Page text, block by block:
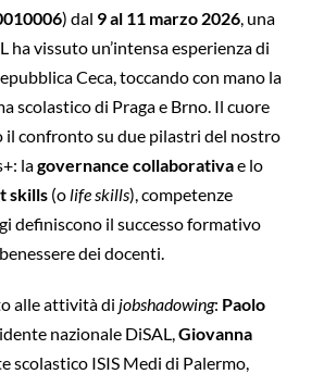
) dal 9 al 11 marzo 2026, una
ha vissuto un’intensa esperienza di
Ceca, toccando con mano la
scolastico di Praga e Brno. Il cuore
il confronto su due pilastri del nostro
lagovernance collaborativae lo
skills(olife skills), competenze
definiscono il successo formativo
dei docenti.
alle attività di jobshadowing: Paolo
nazionale DiSAL,Giovanna
scolastico ISIS Medi di Palermo,